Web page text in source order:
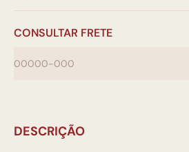
CONSULTAR FRETE
DESCRIÇÃO